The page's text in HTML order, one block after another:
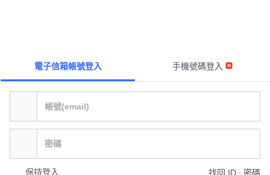
電子信箱帳號登入 手機號碼登入
保持登入 找回 ID ∙ 密碼